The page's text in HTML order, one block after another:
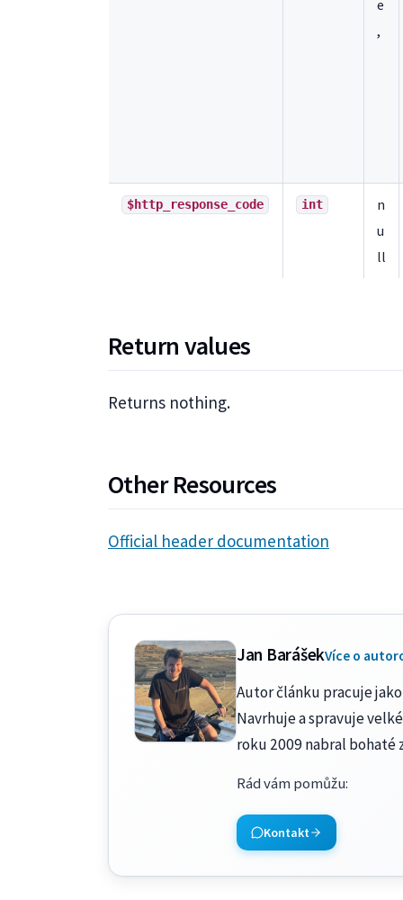
e
,
$http_response_code int
n
u
ll
Return values
Returns nothing.
Other Resources
Official header documentation
Jan BarášekVíce o
Autor článku pracuje
Navrhuje a spravuje
roku 2009 nabral
Rád vám pomůžu:
Kontakt